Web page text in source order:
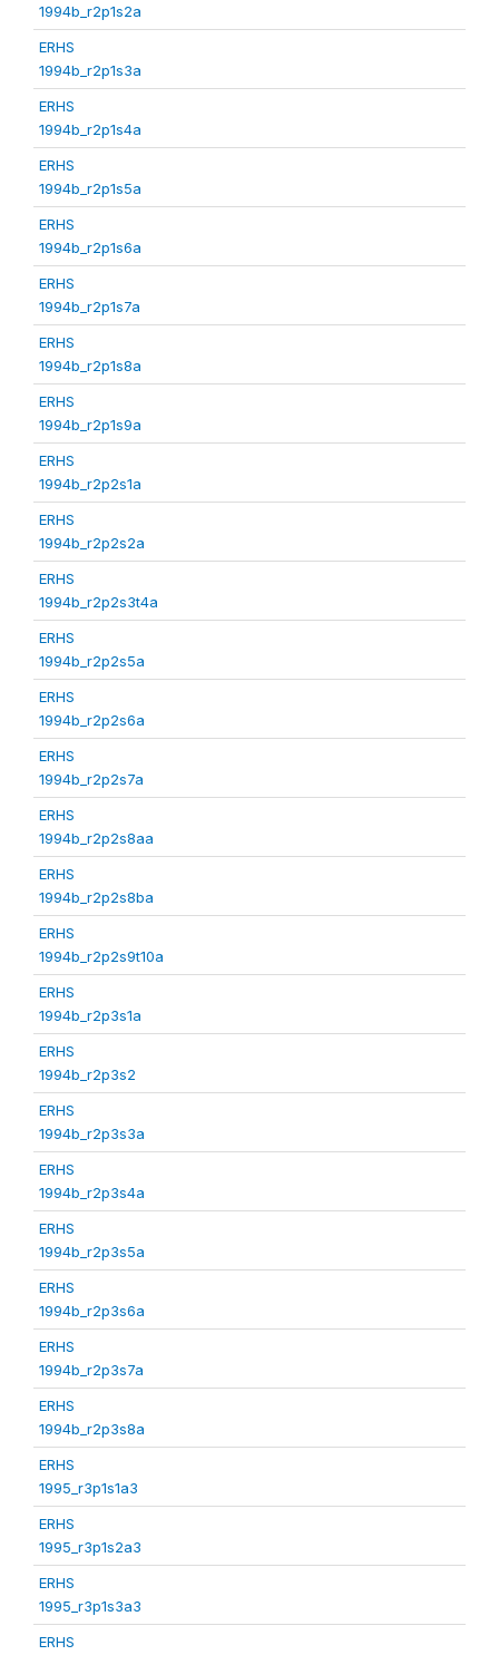
1994b_r2p1s2a
ERHS
1994b_r2p1s3a
ERHS
1994b_r2p1s4a
ERHS
1994b_r2p1s5a
ERHS
1994b_r2p1s6a
ERHS
1994b_r2p1s7a
ERHS
1994b_r2p1s8a
ERHS
1994b_r2p1s9a
ERHS
1994b_r2p2s1a
ERHS
1994b_r2p2s2a
ERHS
1994b_r2p2s3t4a
ERHS
1994b_r2p2s5a
ERHS
1994b_r2p2s6a
ERHS
1994b_r2p2s7a
ERHS
1994b_r2p2s8aa
ERHS
1994b_r2p2s8ba
ERHS
1994b_r2p2s9t10a
ERHS
1994b_r2p3s1a
ERHS
1994b_r2p3s2
ERHS
1994b_r2p3s3a
ERHS
1994b_r2p3s4a
ERHS
1994b_r2p3s5a
ERHS
1994b_r2p3s6a
ERHS
1994b_r2p3s7a
ERHS
1994b_r2p3s8a
ERHS
1995_r3p1s1a3
ERHS
1995_r3p1s2a3
ERHS
1995_r3p1s3a3
ERHS